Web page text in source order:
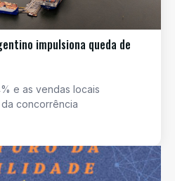
impulsiona queda de
e as vendas locais
concorrência